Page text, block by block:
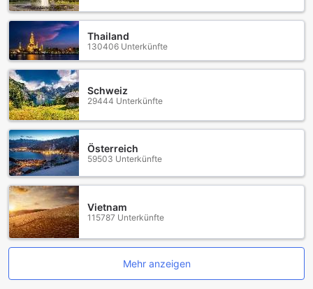
Thailand
130406 Unterkünfte
Schweiz
29444 Unterkünfte
Österreich
59503 Unterkünfte
Vietnam
115787 Unterkünfte
Mehr anzeigen